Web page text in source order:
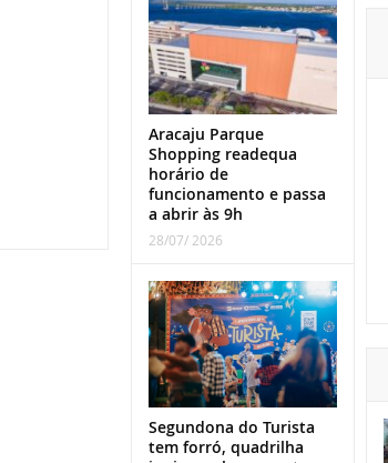
Aracaju Parque
Shopping readequa
horário de
funcionamento e passa
a abrir às 9h
28/07/ 2026
Segundona do Turista
tem forró, quadrilha